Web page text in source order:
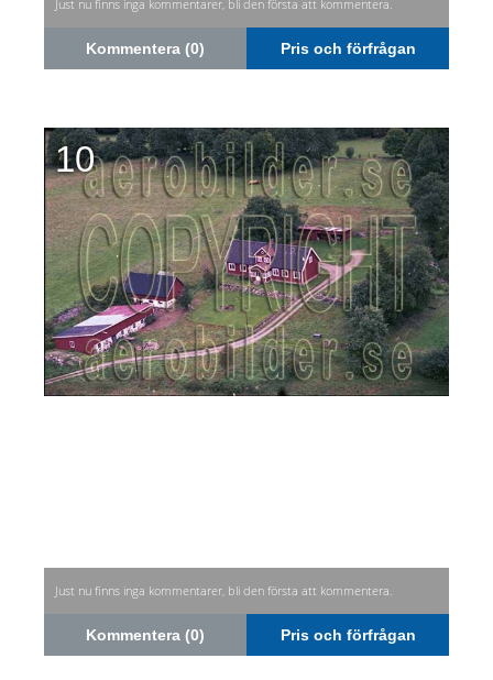
Just nu finns inga kommentarer, bli den första att kommentera.
Kommentera (0) Pris och förfrågan
10
Just nu finns inga kommentarer, bli den första att kommentera.
Kommentera (0) Pris och förfrågan